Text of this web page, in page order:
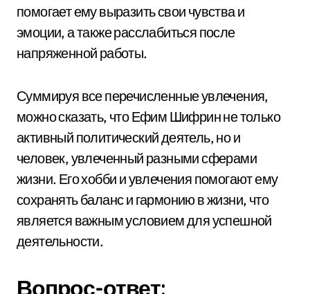
помогает ему выразить свои чувства и
эмоции, а также расслабиться после
напряженной работы.
Суммируя все перечисленные увлечения,
можно сказать, что Ефим Шифрин не только
активный политический деятель, но и
человек, увлеченный разными сферами
жизни. Его хобби и увлечения помогают ему
сохранять баланс и гармонию в жизни, что
является важным условием для успешной
деятельности.
Вопрос-ответ: